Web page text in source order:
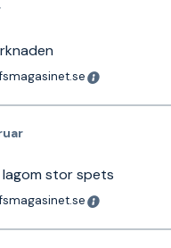
lagom stor spets